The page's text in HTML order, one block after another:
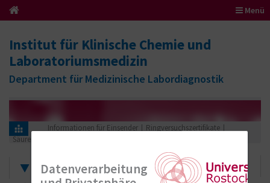
Menü
Institut für Klinische Chemie und
Laboratoriumsmedizin
Department für Medizinische Labordiagnostik
Informationen für Einsender
Ringversuchszertifikate
Säuren-Basen-Status
Zertifikate
Datenverarbeitung